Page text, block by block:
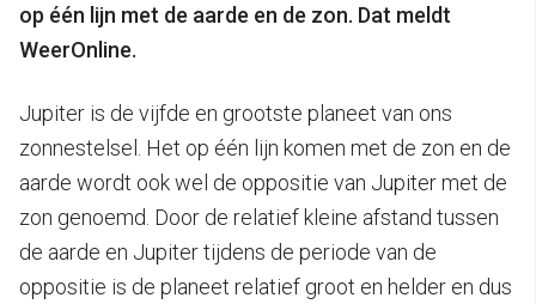
op één lijn met de aarde en de zon. Dat meldt
WeerOnline.
Jupiter is de vijfde en grootste planeet van ons
zonnestelsel. Het op één lijn komen met de zon en de
aarde wordt ook wel de oppositie van Jupiter met de
zon genoemd. Door de relatief kleine afstand tussen
de aarde en Jupiter tijdens de periode van de
oppositie is de planeet relatief groot en helder en dus